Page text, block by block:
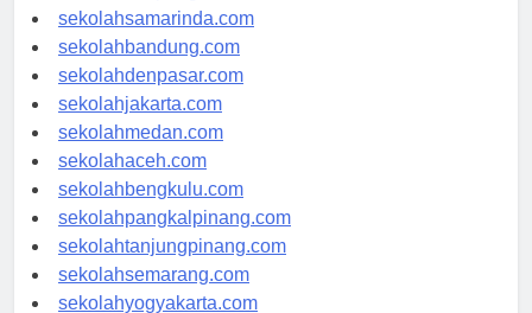
sekolahlampung.com
sekolahsamarinda.com
sekolahbandung.com
sekolahdenpasar.com
sekolahjakarta.com
sekolahmedan.com
sekolahaceh.com
sekolahbengkulu.com
sekolahpangkalpinang.com
sekolahtanjungpinang.com
sekolahsemarang.com